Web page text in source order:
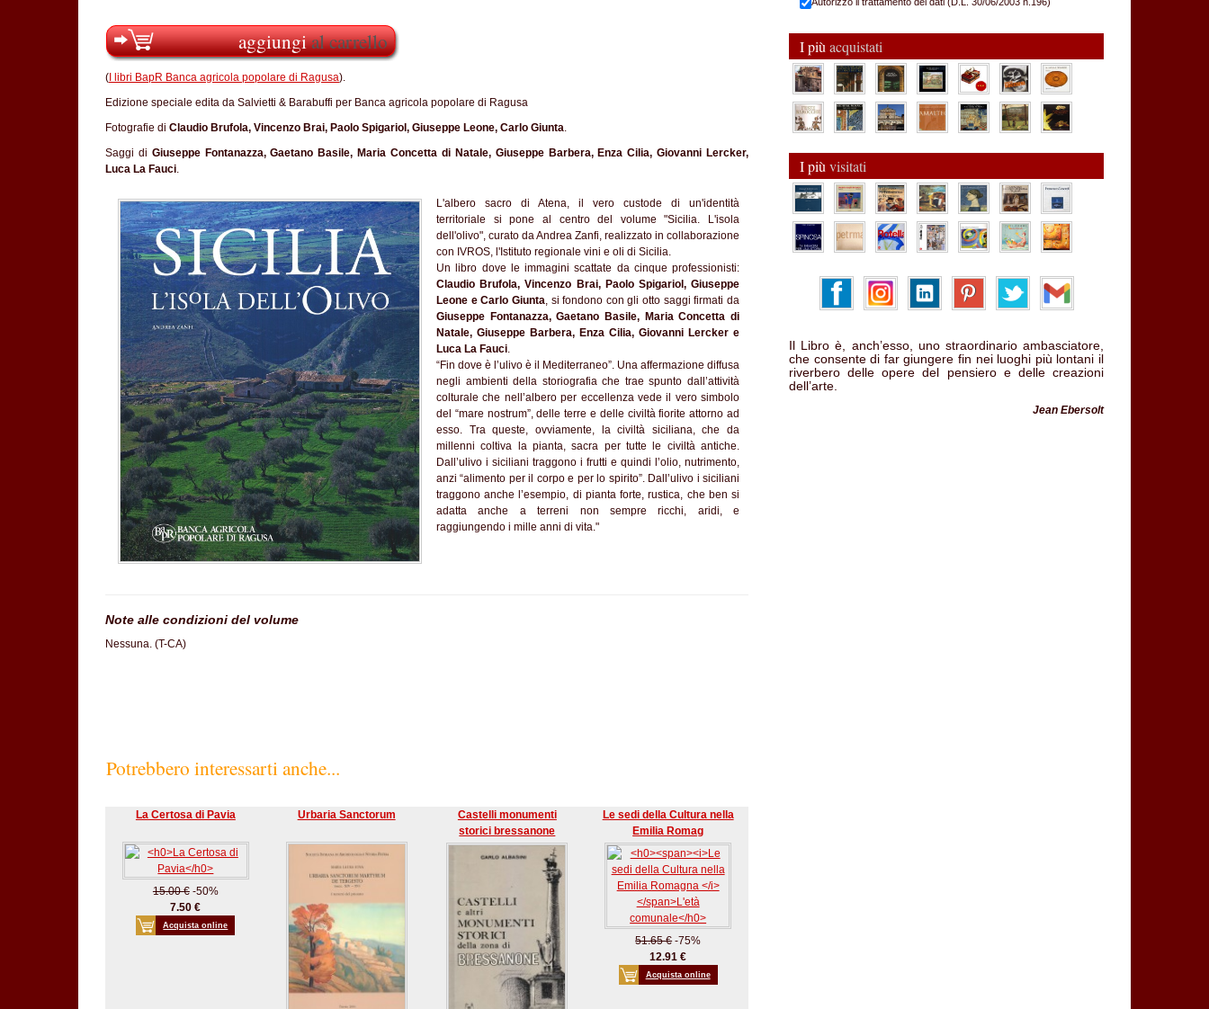
aggiungial carrello
( I libri BapR Banca agricola popolare di Ragusa).
Edizione speciale edita da Salvietti & Barabuffi per Banca agricola popolare di Ragusa
Fotografie di Claudio Brufola, Vincenzo Brai, Paolo Spigariol, Giuseppe Leone, Carlo Giunta.
Saggi di Giuseppe Fontanazza, Gaetano Basile, Maria Concetta di Natale, Giuseppe Barbera, Enza Cilia, Giovanni Lercker,
Luca La Fauci.
L'albero sacro di Atena, il vero custode di un'identità
territoriale si pone al centro del volume "Sicilia. L'isola
dell'olivo", curato da Andrea Zanfi, realizzato in collaborazione
con IVROS, l'Istituto regionale vini e oli di Sicilia.
Un libro dove le immagini scattate da cinque professionisti:
Claudio Brufola, Vincenzo Brai, Paolo Spigariol, Giuseppe
Leone e Carlo Giunta, si fondono con gli otto saggi firmati da
Giuseppe Fontanazza, Gaetano Basile, Maria Concetta di
Natale, Giuseppe Barbera, Enza Cilia, Giovanni Lercker e
Luca La Fauci.
“Fin dove è l’ulivo è il Mediterraneo”. Una affermazione diffusa
negli ambienti della storiografia che trae spunto dall’attività
colturale che nell’albero per eccellenza vede il vero simbolo
del “mare nostrum”, delle terre e delle civiltà fiorite attorno ad
esso. Tra queste, ovviamente, la civiltà siciliana, che da
millenni coltiva la pianta, sacra per tutte le civiltà antiche.
Dall’ulivo i siciliani traggono i frutti e quindi l’olio, nutrimento,
anzi “alimento per il corpo e per lo spirito”. Dall’ulivo i siciliani
traggono anche l’esempio, di pianta forte, rustica, che ben si
adatta anche a terreni non sempre ricchi, aridi, e
raggiungendo i mille anni di vita."
Note alle condizioni del volume
Nessuna. (T-CA)
Potrebbero interessarti anche...
La Certosa di Pavia
15.00 €-50%
7.50 €
Acquista online
Urbaria Sanctorum
Castelli monumenti
storici bressanone
Le sedi della Cultura nella
Emilia Romag
51.65 €-75%
12.91 €
Acquista online
I più acquistati
I più visitati
Il Libro è, anch’esso, uno straordinario ambasciatore,
che consente di far giungere fin nei luoghi più lontani il
riverbero delle opere del pensiero e delle creazioni
dell’arte.
Jean Ebersolt